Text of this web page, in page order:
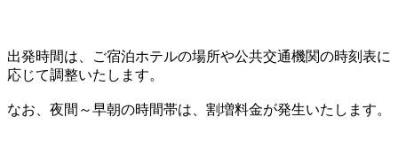
出発時間は、ご宿泊ホテルの場所や公共交通機関の時刻表に
応じて調整いたします。
なお、夜間～早朝の時間帯は、割増料金が発生いたします。